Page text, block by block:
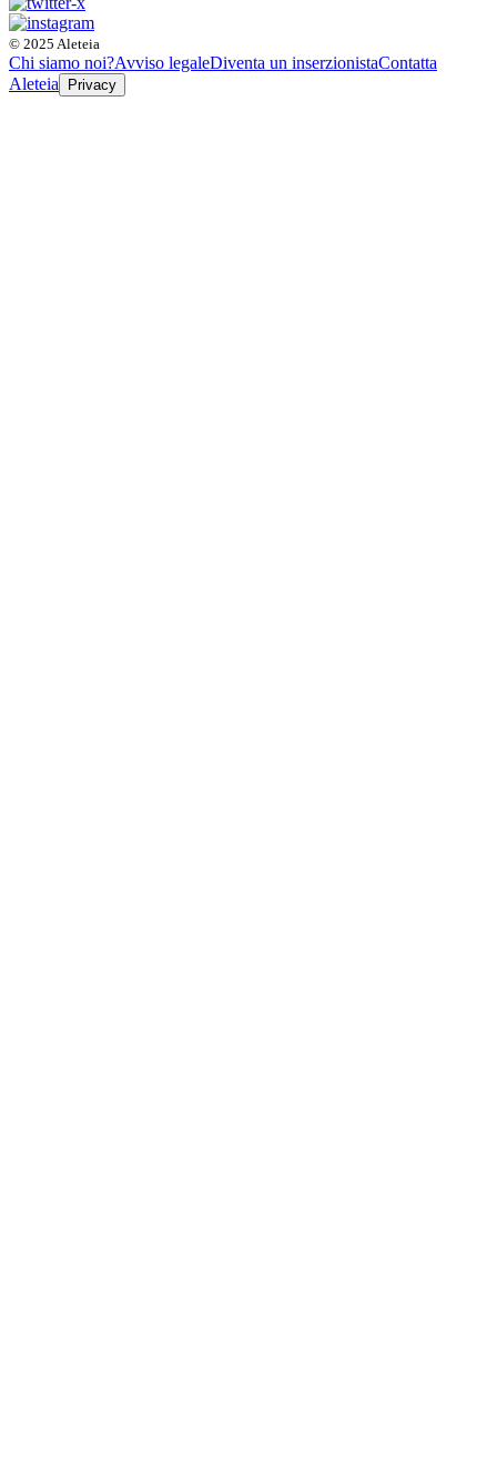
© 2025 Aleteia
Chi siamo noi?Avviso legaleDiventa un inserzionistaContatta
Aleteia
Privacy